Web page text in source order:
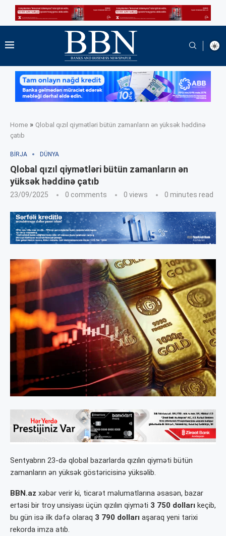
Home » Qlobal qızıl qiymətləri bütün zamanların ən yüksək həddinə
çatıb
BIRJA DÜNYA
Qlobal qızıl qiymətləri bütün zamanların ən
yüksək həddinə çatıb
23/09/2025 0 comments 0 views 0 minutes read
Sentyabrın 23-də qlobal bazarlarda qızılın qiyməti bütün
zamanların ən yüksək göstəricisinə yüksəlib.
BBN.az xəbər verir ki, ticarət məlumatlarına əsasən, bazar
ertəsi bir troy unsiyası üçün qızılın qiyməti 3 750 dolları keçib,
bu gün isə ilk dəfə olaraq 3 790 dolları aşaraq yeni tarixi
rekorda imza atıb.